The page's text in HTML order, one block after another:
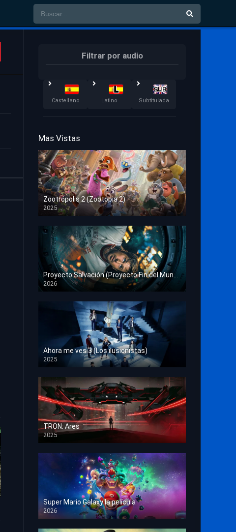
Filtrar por audio
Castellano Latino Subtitulada
Mas Vistas
Zootrópolis 2 (Zootopia 2)
2025
HD 1080p
Proyecto Salvación (Proyecto Fin del Mundo)
2026
HD 1080p
Ahora me ves 3 (Los ilusionistas)
2025
HD 1080p
TRON: Ares
2025
HD 1080p
Super Mario Galaxy la película
2026
HD 1080p